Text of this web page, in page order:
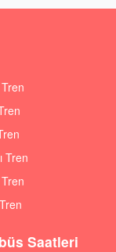
Tren
Saatleri